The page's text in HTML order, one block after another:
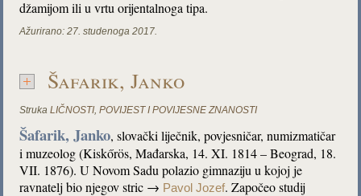
džamijom ili u vrtu orijentalnoga tipa.
Ažurirano: 27. studenoga 2017.
Šafarik, Janko
Struka LIČNOSTI,POVIJEST I POVIJESNE ZNANOSTI
Šafarik, Janko, slovački liječnik, povjesničar, numizmatičar
i muzeolog (Kiskőrös, Mađarska, 14. XI. 1814 – Beograd, 18.
VII. 1876). U Novom Sadu polazio gimnaziju u kojoj je
ravnatelj bio njegov stric → Pavol Jozef. Započeo studij